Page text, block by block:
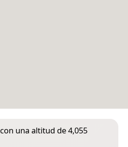
con una altitud de 4,055